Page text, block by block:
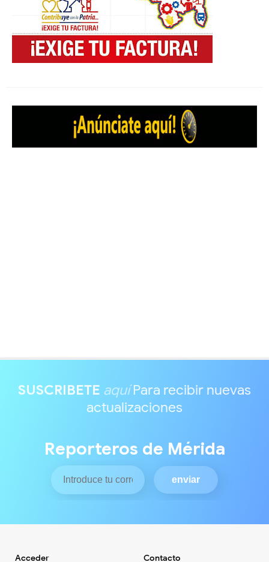
SUSCRIBETE aquíPara recibir nuevas
actualizaciones
Reporteros de Mérida
Acceder Contacto